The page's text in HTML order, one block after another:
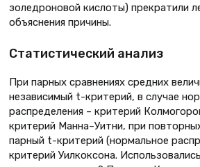
золедроновой кислоты) прекратили
объяснения причины.
Статистический анализ
При парных сравнениях средних
независимый t-критерий, в случае
распределения – критерий
критерий Манна–Уитни, при
парный t-критерий (нормальное
критерий Уилкоксона.